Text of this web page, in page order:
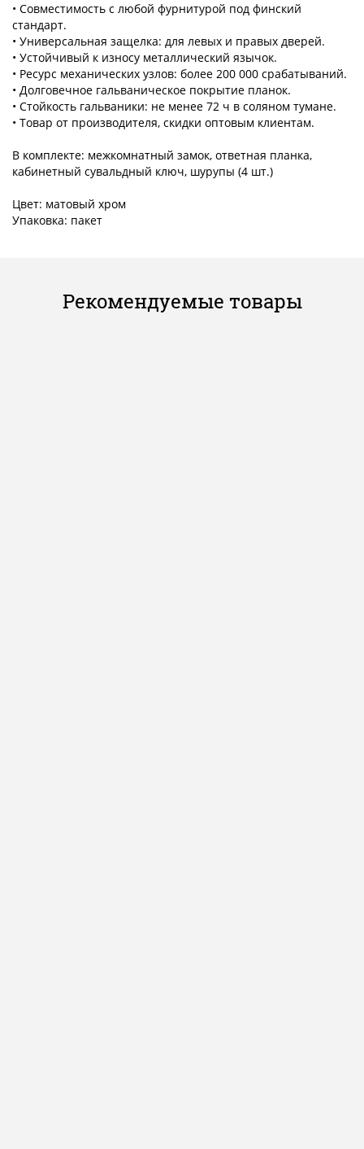
• Совместимость с любой фурнитурой под финский
стандарт.
• Универсальная защелка: для левых и правых дверей.
• Устойчивый к износу металлический язычок.
• Ресурс механических узлов: более 200 000 срабатываний.
• Долговечное гальваническое покрытие планок.
• Стойкость гальваники: не менее 72 ч в соляном тумане.
• Товар от производителя, скидки оптовым клиентам.
В комплекте: межкомнатный замок, ответная планка,
кабинетный сувальдный ключ, шурупы (4 шт.)
Цвет: матовый хром
Упаковка: пакет
Рекомендуемые товары